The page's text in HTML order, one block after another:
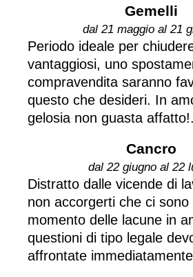
Gemelli
dal 21 maggio al 21
Periodo ideale per
vantaggiosi, uno
compravendita saranno
questo che desideri. In
gelosia non guasta affatto!.
Cancro
dal 22 giugno al 22
Distratto dalle vicende di
non accorgerti che ci sono
momento delle lacune in
questioni di tipo legale
affrontate